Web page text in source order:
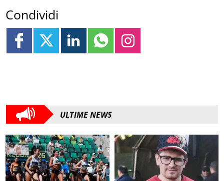
Condividi
ULTIME NEWS